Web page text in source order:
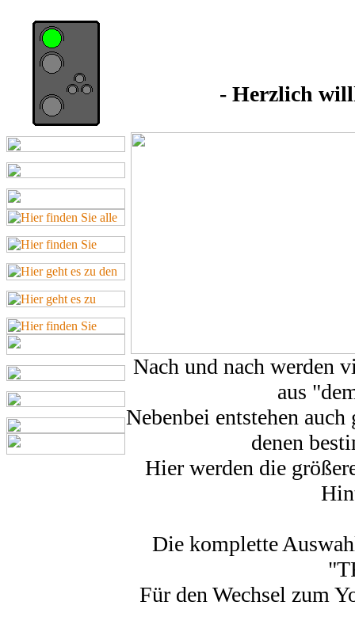
- Herzlich
Nach und nach werden
aus
Nebenbei entstehen
denen
Hier werden die
Die komplette
Für den Wechsel zum